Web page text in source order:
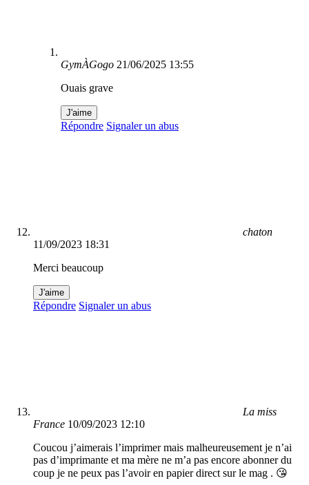
GymÀGogo 21/06/2025 13:55
Ouais grave
J'aime
Répondre Signaler un abus
chaton
11/09/2023 18:31
Merci beaucoup
J'aime
Répondre Signaler un abus
La miss
France 10/09/2023 12:10
Coucou j’aimerais l’imprimer mais malheureusement je n’ai
pas d’imprimante et ma mère ne m’a pas encore abonner du
coup je ne peux pas l’avoir en papier direct sur le mag . 😘